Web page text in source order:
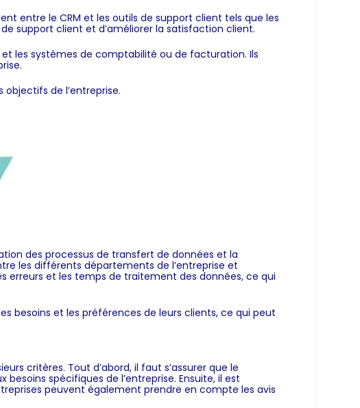
entre le CRM et les outils de support client tels que les
support client et d’améliorer la satisfaction client.
les systèmes de comptabilité ou de facturation. Ils
de l’entreprise.
des processus de transfert de données et la
les différents départements de l’entreprise et
erreurs et les temps de traitement des données, ce qui
besoins et les préférences de leurs clients, ce qui peut
critères. Tout d’abord, il faut s’assurer que le
spécifiques de l’entreprise. Ensuite, il est
peuvent également prendre en compte les avis